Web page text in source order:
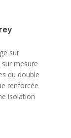
sur
mesure
du double
renforcée
isolation